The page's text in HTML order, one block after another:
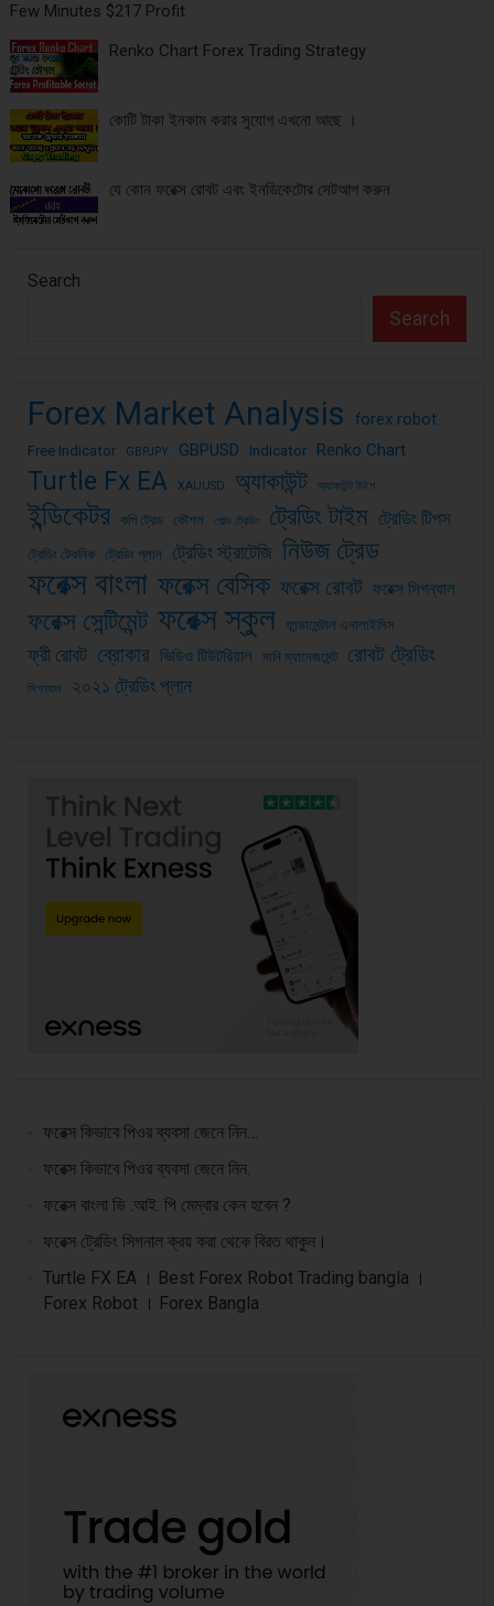
Few Minutes $217 Profit
Renko Chart Forex Trading Strategy
কোটি টাকা ইনকাম করার সুযোগ এখনো আছে ।
যে কোন ফরেক্স রোবট এবং ইনডিকেটোর সেটআপ করুন
Search
Search
Forex Market Analysis forex robot
Free Indicator GBPJPY GBPUSD Indicator Renko Chart
Turtle Fx EA XAUUSD অ্যাকাউন্ট অ্যাকাউন্ট টাইপ
ইন্ডিকেটর কপি ট্রেড কৌশল গোল্ড ট্রেডিং ট্রেডিং টাইম ট্রেডিং টিপস
ট্রেডিং টেকনিক ট্রেডিং প্লান ট্রেডিং স্ট্রাটেজি নিউজ ট্রেড
ফরেক্স বাংলা ফরেক্স বেসিক ফরেক্স রোবট ফরেক্স সিগন্যাল
ফরেক্স সেন্টিমেন্ট ফরেক্স স্কুল ফান্ডামেন্টাল এনালাইসিস
ফ্রী রোবট ব্রোকার ভিডিও টিউটরিয়াল মানি ম্যানেজমেন্ট রোবট ট্রেডিং
সিগন্যাল ২০২১ ট্রেডিং প্লান
ফরেক্স কিভাবে পিওর ব্যবসা জেনে নিন…
ফরেক্স কিভাবে পিওর ব্যবসা জেনে নিন.
ফরেক্স বাংলা ভি .আই. পি মেম্বার কেন হবেন ?
ফরেক্স ট্রেডিং সিগনাল ক্রয় করা থেকে বিরত থাকুন।
Turtle FX EA । Best Forex Robot Trading bangla ।
Forex Robot । Forex Bangla